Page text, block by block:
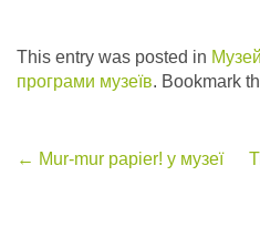
This entry was posted in
програми музеїв. Bookmark
Post
← Mur-mur papier! у музеї